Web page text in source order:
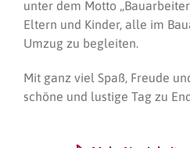
unter dem Motto
Eltern und Kinder, alle im
Umzug zu begleiten.
Mit ganz viel Spaß, Freude
schöne und lustige Tag zu